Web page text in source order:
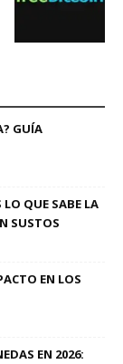
GUÍA
QUE SABE LA
SUSTOS
EN LOS
EN 2026: